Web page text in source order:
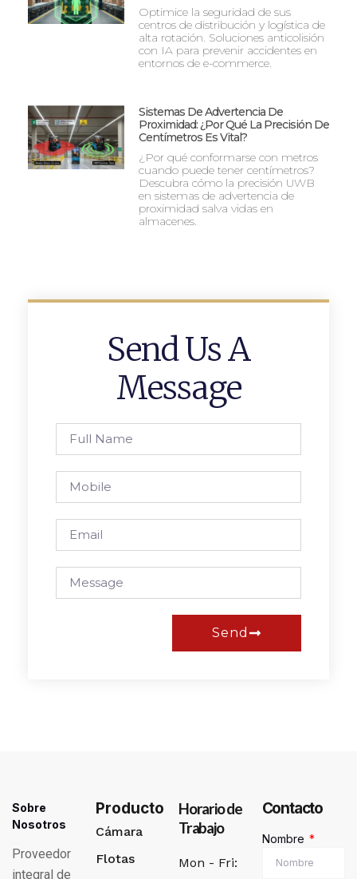
Optimice la seguridad de sus
centros de distribución y logística de
alta rotación. Soluciones anticolisión
con IA para prevenir accidentes en
entornos de e-commerce.
Sistemas De Advertencia De
Proximidad: ¿Por Qué La Precisión De
Centímetros Es Vital?
¿Por qué conformarse con metros
cuando puede tener centímetros?
Descubra cómo la precisión UWB
en sistemas de advertencia de
proximidad salva vidas en
almacenes.
Send Us A
Message
Send
Sobre
Nosotros
Proveedor
integral de
Producto
Cámara
Flotas
Horario de
Trabajo
Mon - Fri:
Contacto
Nombre